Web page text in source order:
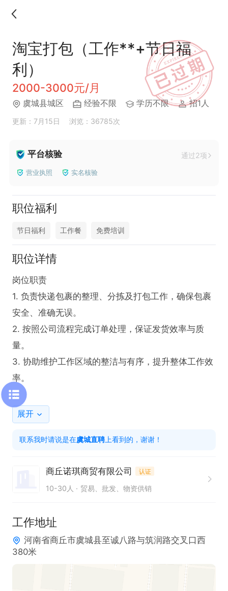
淘宝打包（工作**+节日福
利）
2000-3000元/月
虞城县城区 经验不限 学历不限 招1人
更新：7月15日 浏览：36785次
平台核验 通过2项
营业执照 实名核验
职位福利
节日福利 工作餐 免费培训
职位详情
岗位职责
1. 负责快递包裹的整理、分拣及打包工作，确保包裹
安全、准确无误。
2. 按照公司流程完成订单处理，保证发货效率与质
量。
3. 协助维护工作区域的整洁与有序，提升整体工作效
率。
任职要求
作。
展开
联系我时请说是在虞城直聘 上看到的，谢谢！
商丘诺琪商贸有限公司 认证
10-30人 贸易、批发、物资供销
工作地址
河南省商丘市虞城县至诚八路与筑润路交叉口西
380米